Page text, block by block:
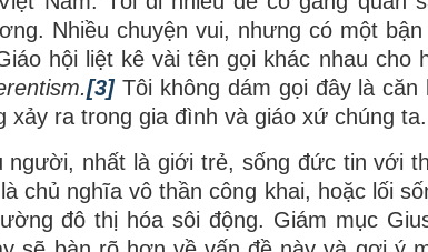
Nhiều chuyện vui, nhưng có một bận
hội liệt kê vài tên gọi khác nhau cho
[3]Tôi không dám gọi đây là căn
ra trong gia đình và giáo xứ chúng ta.
nhất là giới trẻ, sống đức tin với
chủ nghĩa vô thần công khai, hoặc lối
đô thị hóa sôi động. Giám mục